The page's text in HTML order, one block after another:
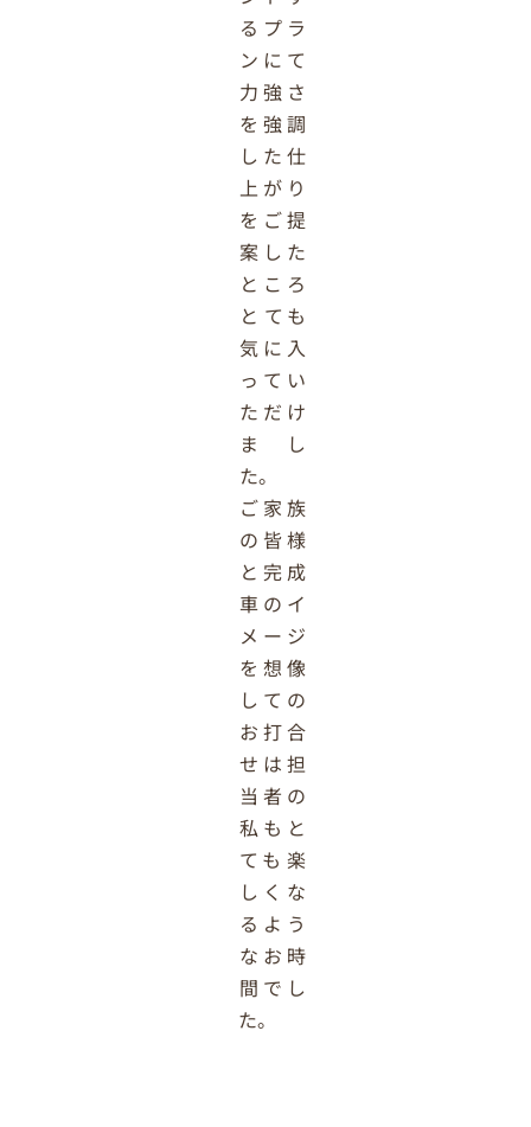
るプラ
ンにて
力強さ
を強調
した仕
上がり
をご提
案した
ところ
とても
気に入
ってい
ただけ
まし
た。
ご家族
の皆様
と完成
車のイ
メージ
を想像
しての
お打合
せは担
当者の
私もと
ても楽
しくな
るよう
なお時
間でし
た。